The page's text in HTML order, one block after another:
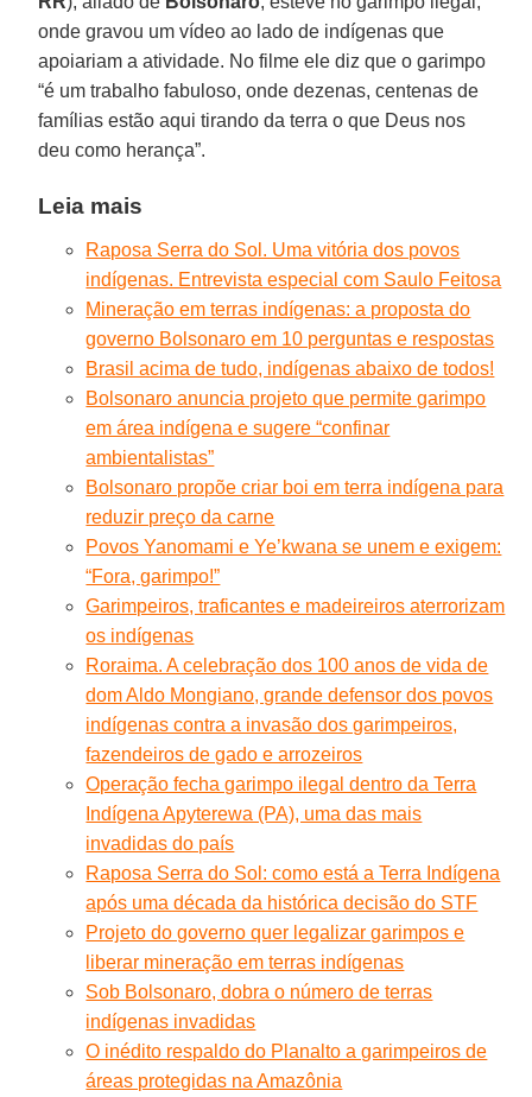
onde gravou um vídeo ao lado de indígenas que
apoiariam a atividade. No filme ele diz que o garimpo
“é um trabalho fabuloso, onde dezenas, centenas de
famílias estão aqui tirando da terra o que Deus nos
deu como herança”.
Leia mais
Raposa Serra do Sol. Uma vitória dos povos
indígenas. Entrevista especial com Saulo Feitosa
Mineração em terras indígenas: a proposta do
governo Bolsonaro em 10 perguntas e respostas
Brasil acima de tudo, indígenas abaixo de todos!
Bolsonaro anuncia projeto que permite garimpo
em área indígena e sugere “confinar
ambientalistas”
Bolsonaro propõe criar boi em terra indígena para
reduzir preço da carne
Povos Yanomami e Ye’kwana se unem e exigem:
“Fora, garimpo!”
Garimpeiros, traficantes e madeireiros aterrorizam
os indígenas
Roraima. A celebração dos 100 anos de vida de
dom Aldo Mongiano, grande defensor dos povos
indígenas contra a invasão dos garimpeiros,
fazendeiros de gado e arrozeiros
Operação fecha garimpo ilegal dentro da Terra
Indígena Apyterewa (PA), uma das mais
invadidas do país
Raposa Serra do Sol: como está a Terra Indígena
após uma década da histórica decisão do STF
Projeto do governo quer legalizar garimpos e
liberar mineração em terras indígenas
Sob Bolsonaro, dobra o número de terras
indígenas invadidas
O inédito respaldo do Planalto a garimpeiros de
áreas protegidas na Amazônia